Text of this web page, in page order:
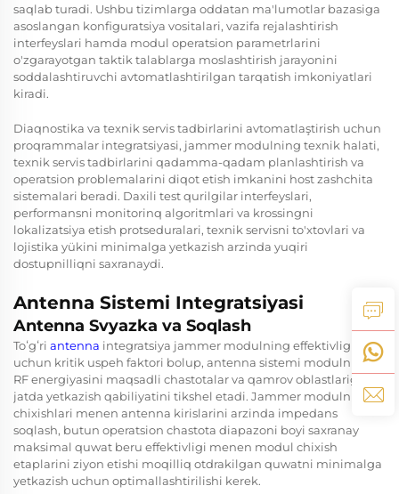
saqlab turadi. Ushbu tizimlarga oddatan ma'lumotlar bazasiga
asoslangan konfiguratsiya vositalari, vazifa rejalashtirish
interfeyslari hamda modul operatsion parametrlarini
o'zgarayotgan taktik talablarga moslashtirish jarayonini
soddalashtiruvchi avtomatlashtirilgan tarqatish imkoniyatlari
kiradi.
Diaqnostika va texnik servis tadbirlarini avtomatlaştirish uchun
proqrammalar integratsiyasi, jammer modulning texnik halati,
texnik servis tadbirlarini qadamma-qadam planlashtirish va
operatsion problemalarini diqot etish imkanini host zashchita
sistemalari beradi. Daxili test qurilgilar interfeyslari,
performansni monitorinq algoritmlari va krossingni
lokalizatsiya etish protseduralari, texnik servisni to'xtovlari va
lojistika yükini minimalga yetkazish arzinda yuqiri
dostupnilliqni saxranaydi.
Antenna Sistemi Integratsiyasi
Antenna Svyazka va Soqlash
Toʻgʻri antenna integratsiya jammer modulning effektivligi
uchun kritik uspeh faktori bolup, antenna sistemi modulning
RF energiyasini maqsadli chastotalar va qamrov oblastlariga
jatda yetkazish qabiliyatini tikshel etadi. Jammer modulning
chixishlari menen antenna kirislarini arzinda impedans
soqlash, butun operatsion chastota diapazoni boyi saxranay
maksimal quwat beru effektivligi menen modul chixish
etaplarini ziyon etishi moqilliq otdrakilgan quwatni minimalga
yetkazish uchun optimallashtirilishi kerek.